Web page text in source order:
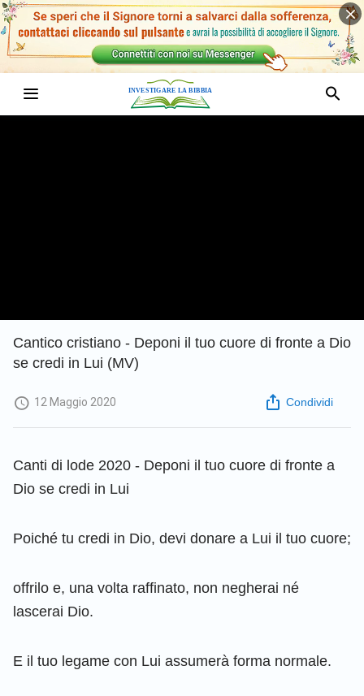
Cantico cristiano - Deponi il tuo cuore di fronte a Dio
se credi in Lui (MV)
12 Maggio 2020 Condividi
Canti di lode 2020 - Deponi il tuo cuore di fronte a
Dio se credi in Lui
Poiché tu credi in Dio, devi donare a Lui il tuo cuore;
offrilo e, una volta raffinato, non negherai né
lascerai Dio.
E il tuo legame con Lui assumerà forma normale.